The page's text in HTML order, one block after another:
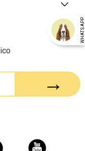
WHATSAPP